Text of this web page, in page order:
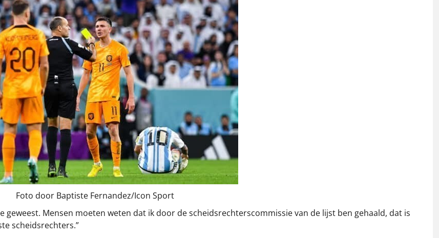
Foto door Baptiste Fernandez/Icon Sport
geweest. Mensen moeten weten dat ik door de scheidsrechterscommissie van de lijst ben gehaald, dat is
scheidsrechters.”